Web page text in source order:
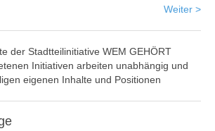
Weiter >
der Stadtteilinitiative WEM GEHÖRT
Initiativen arbeiten unabhängig und
eigenen Inhalte und Positionen